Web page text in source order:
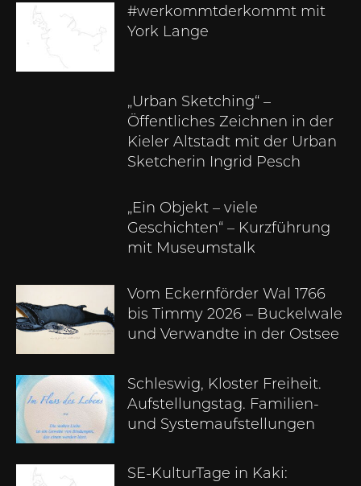
#werkommtderkommt mit
York Lange
„Urban Sketching“ –
Öffentliches Zeichnen in der
Kieler Altstadt mit der Urban
Sketcherin Ingrid Pesch
„Ein Objekt – viele
Geschichten“ – Kurzführung
mit Museumstalk
Vom Eckernförder Wal 1766
bis Timmy 2026 – Buckelwale
und Verwandte in der Ostsee
Schleswig, Kloster Freiheit.
Aufstellungstag. Familien-
und Systemaufstellungen
SE-KulturTage in Kaki: